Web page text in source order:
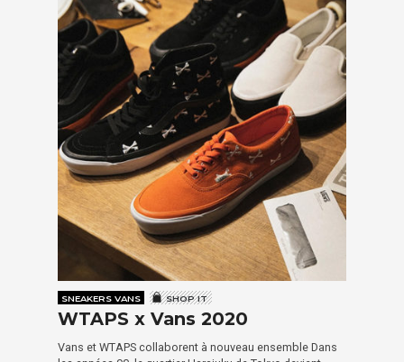
SNEAKERS VANS SHOP IT
WTAPS x Vans 2020
Vans et WTAPS collaborent à nouveau ensemble Dans